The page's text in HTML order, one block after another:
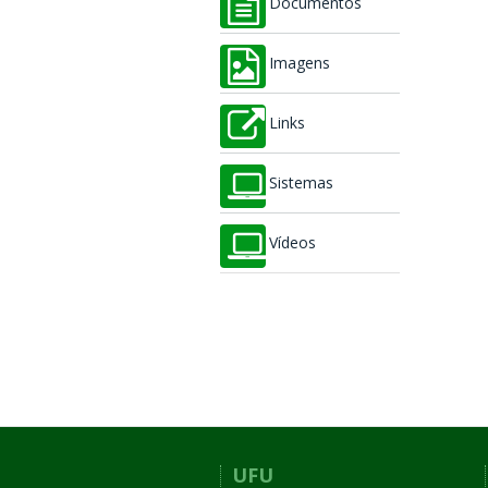
Documentos
Imagens
Links
Sistemas
Vídeos
UFU